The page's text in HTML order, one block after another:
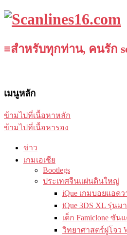
≡สำหรับทุกท่าน, คนรัก
เมนูหลัก
ข้ามไปที่เนื้อหาหลัก
ข้ามไปที่เนื้อหารอง
ข่าว
เกมเอเชีย
Bootlegs
ประเทศจีนแผ่นดินใหญ่
iQue เกมบอยแอด
iQue 3DS XL รุ่นม
เด็ก Famiclone ซัน
วิทยาศาสตร์ฝูโจว